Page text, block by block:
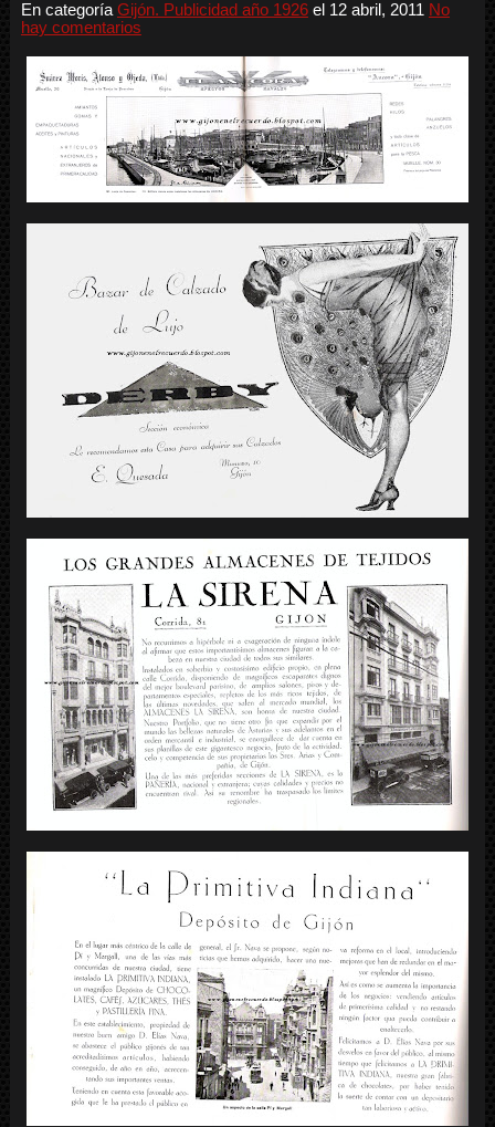
En categoría Gijón. Publicidad año 1926el 12 abril, 2011 No
hay comentarios